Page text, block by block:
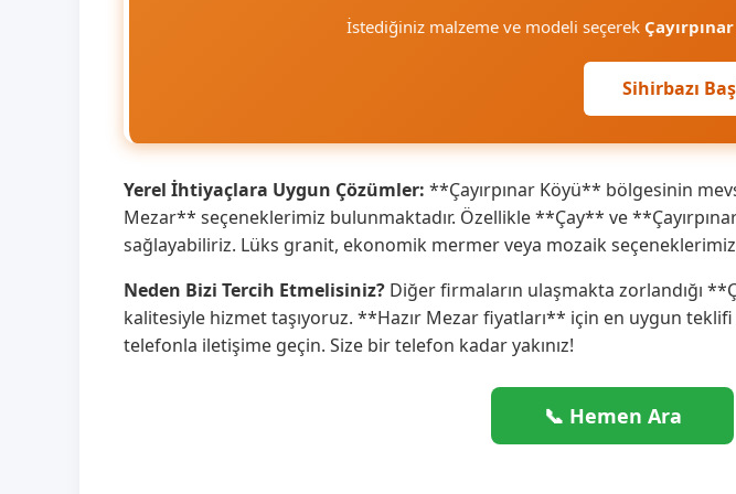
İstediğiniz malzeme ve modeli seçerek
Sihirbazı
Yerel İhtiyaçlara Uygun Çözümler: **Çayırpınar Köyü** bölgesinin
Mezar** seçeneklerimiz bulunmaktadır. Özellikle **Çay** ve
sağlayabiliriz. Lüks granit, ekonomik mermer veya mozaik
Neden Bizi Tercih Etmelisiniz? Diğer firmaların ulaşmakta zorlandığı
kalitesiyle hizmet taşıyoruz. **Hazır Mezar fiyatları** için en uygun
telefonla iletişime geçin. Size bir telefon kadar yakınız!
📞 Hemen Ara